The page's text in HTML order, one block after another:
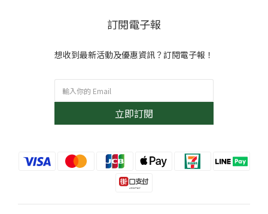
訂閱電子報
想收到最新活動及優惠資訊？訂閱電子報！
立即訂閱